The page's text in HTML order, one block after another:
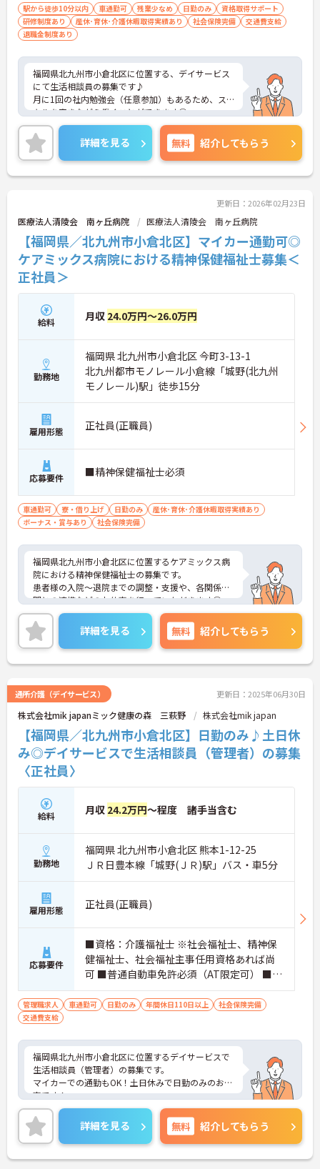
駅から徒歩10分以内 車通勤可 残業少なめ 日勤のみ
資格取得サポート
研修制度あり
産休･育休･介護休暇取得実績あり 社会保険完備
交通費支給
退職金制度あり
福岡県北九州市小倉北区に位置する、デイサービス
にて生活相談員の募集です♪
月に1回の社内勉強会（任意参加）もあるため、ス
キルを磨きながら働くことができます◎
ご興味ある方には、面接のポイントなど、さらに詳
細をお話致しますのでお気軽にご相談ください。
詳細を見る 無料 紹介してもらう
更新日：2026年02月23日
医療法人清陵会 南ヶ丘病院 医療法人清陵会 南ヶ丘病院
【福岡県／北九州市小倉北区】マイカー通勤可◎
ケアミックス病院における精神保健福祉士募集＜
正社員＞
給料 月収 24.0万円～26.0万円
勤務地
福岡県 北九州市小倉北区 今町3-13-1
北九州都市モノレール小倉線「城野(北九州
モノレール)駅」徒歩15分
雇用形態 正社員(正職員)
応募要件 ■精神保健福祉士必須
車通勤可 寮・借り上げ 日勤のみ
産休･育休･介護休暇取得実績あり
ボーナス・賞与あり
社会保険完備
福岡県北九州市小倉北区に位置するケアミックス病
院における精神保健福祉士の募集です。
患者様の入院～退院までの調整・支援や、各関係機
関との連携などのお仕事を行っていただきます◎
職員給食あり！1食100円～140円でおいしいご飯が
食べられます♪
ご興味のある方には面接ポイントをお伝えしますの
で、お気軽にお問い合わせください！
詳細を見る 無料 紹介してもらう
通所介護（デイサービス） 更新日：2025年06月30日
株式会社mik japanミック健康の森 三萩野 株式会社mik japan
【福岡県／北九州市小倉北区】日勤のみ♪土日休
み◎デイサービスで生活相談員（管理者）の募集
〈正社員〉
給料 月収 24.2万円～程度 諸手当含む
勤務地
福岡県 北九州市小倉北区 熊本1-12-25
ＪＲ日豊本線「城野(ＪＲ)駅」バス・車5分
雇用形態 正社員(正職員)
応募要件
■資格：介護福祉士 ※社会福祉士、精神保
健福祉士、社会福祉主事任用資格あれば尚
可 ■普通自動車免許必須（AT限定可） ■経
験必須
管理職求人 車通勤可 日勤のみ 年間休日110日以上
社会保険完備
交通費支給
福岡県北九州市小倉北区に位置するデイサービスで
生活相談員（管理者）の募集です。
マイカーでの通勤もOK！土日休みで日勤のみのお仕
事です！
年間休日118日もありプライベートとの両立を目指
す方におすすめの環境です◎丁寧な研修とフォロー
体制で、経験に関わらず安心してスタートできま
す。
こちらの求人にご興味がございましたら面接のポイ
詳細を見る 無料 紹介してもらう